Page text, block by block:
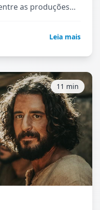
as produções
Leia mais
11 min